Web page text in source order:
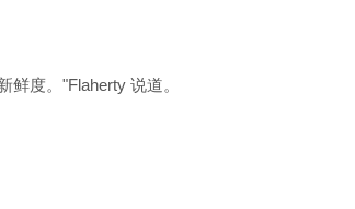
鲜度。"Flaherty 说道。